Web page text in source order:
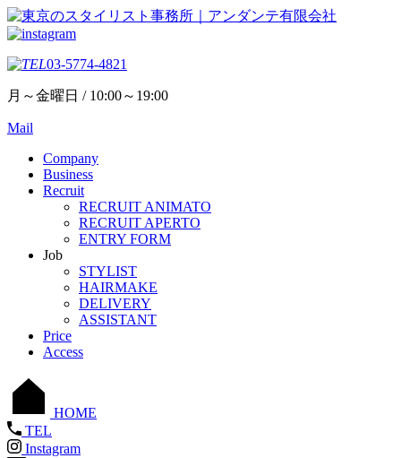
03-5774-4821
月～金曜日 / 10:00～19:00
Mail
Company
Business
Recruit
RECRUIT ANIMATO
RECRUIT APERTO
ENTRY FORM
Job
STYLIST
HAIRMAKE
DELIVERY
ASSISTANT
Price
Access
HOME
TEL
Instagram